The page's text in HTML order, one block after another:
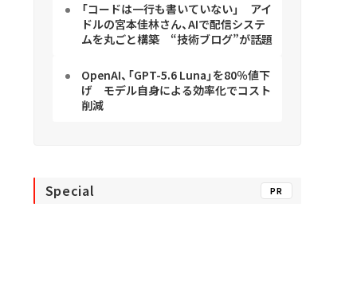
「コードは一行も書いていない」 アイ
ドルの宮本佳林さん、AIで配信システ
ムを丸ごと構築 “技術ブログ”が話題
OpenAI、「GPT-5.6 Luna」を80％値下
げ モデル自身による効率化でコスト
削減
Special PR